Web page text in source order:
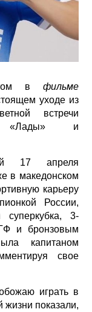
в фильме
уходе из
встречи
«Лады» и
17 апреля
в македонском
карьеру
России,
суперкубка, 3-
и бронзовым
капитаном
свое
играть в
жизни показали,